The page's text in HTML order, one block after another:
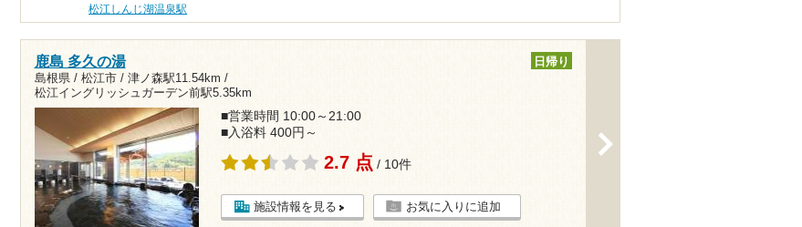
松江しんじ湖温泉駅
鹿島 多久の湯
島根県 / 松江市 / 津ノ森駅11.54km /
松江イングリッシュガーデン前駅5.35km
日帰り
■営業時間 10:00～21:00
■入浴料 400円～
2.7 点 / 10件
施設情報を見る お気に入りに追加